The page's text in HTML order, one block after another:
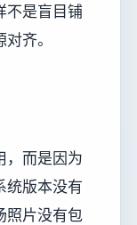
不是盲目铺
齐。
，而是因为
统版本没有
照片没有包